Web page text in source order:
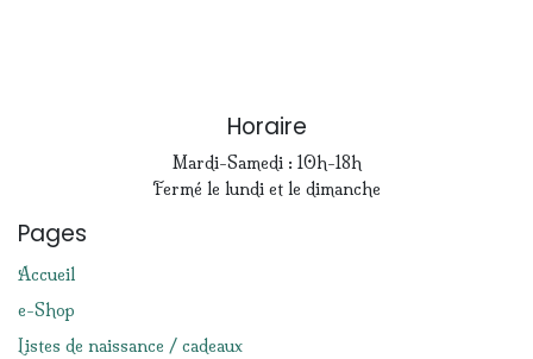
Horaire
Mardi-Samedi : 10h-18h
Fermé le lundi et le dimanche
Pages
Accueil
e-Shop
Listes de naissance / cadeaux